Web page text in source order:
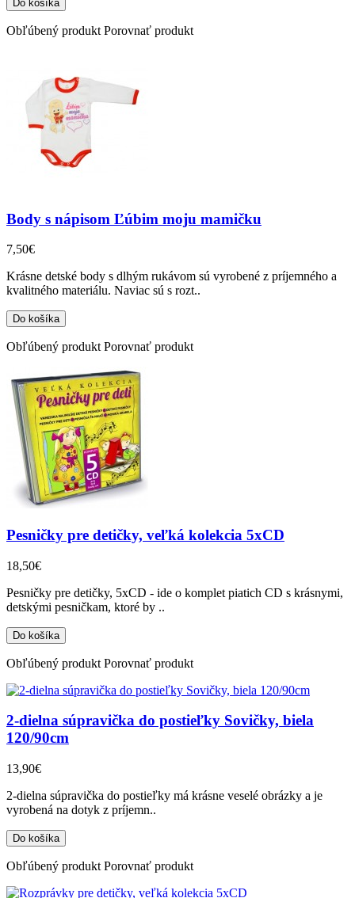
Obľúbený produkt Porovnať produkt
Body s nápisom Ľúbim moju mamičku
7,50€
Krásne detské body s dlhým rukávom sú vyrobené z príjemného a
kvalitného materiálu. Naviac sú s rozt..
Obľúbený produkt Porovnať produkt
Pesničky pre detičky, veľká kolekcia 5xCD
18,50€
Pesničky pre detičky, 5xCD - ide o komplet piatich CD s krásnymi,
detskými pesničkam, ktoré by ..
Obľúbený produkt Porovnať produkt
2-dielna súpravička do postieľky Sovičky, biela
120/90cm
13,90€
2-dielna súpravička do postieľky má krásne veselé obrázky a je
vyrobená na dotyk z príjemn..
Obľúbený produkt Porovnať produkt